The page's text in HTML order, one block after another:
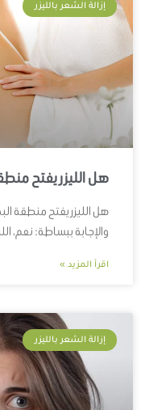
إزالة الشعر بالليزر
هل الليزر يفتح
هل الليزر يفتح منطقة
والإجابة ببساطة: نعم،
اقرأ المزيد »
إزالة الشعر بالليزر